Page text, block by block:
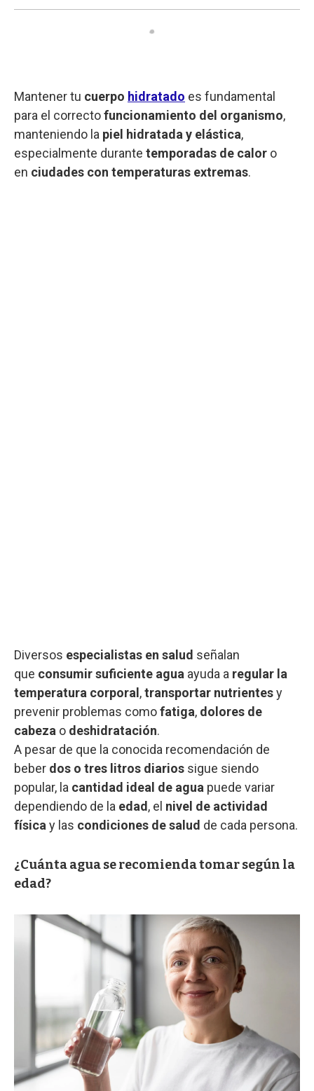
Mantener tu cuerpo hidratado es fundamental
para el correctofuncionamiento del organismo,
manteniendo la piel hidratada y elástica,
especialmente durante temporadas de calor o
en ciudades con temperaturas extremas.
Diversos especialistas en salud señalan
que consumir suficiente agua ayuda a regular la
temperatura corporal ,transportar nutrientesy
prevenir problemas comofatiga, dolores de
cabeza o deshidratación.
A pesar de que la conocida recomendación de
beber dos o tres litros diarios sigue siendo
popular, la cantidad ideal de agua puede variar
dependiendo de la edad , el nivel de actividad
física y las condiciones de salud de cada persona.
¿Cuánta agua se recomienda tomar según la
edad?